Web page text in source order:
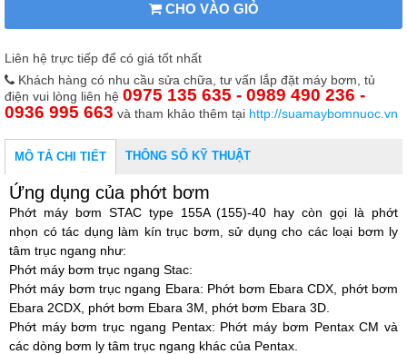
CHO VÀO GIỎ
Liên hệ trực tiếp để có giá tốt nhất
Khách hàng có nhu cầu sửa chữa, tư vấn lắp đặt máy bơm, tủ
điện vui lòng liên hệ 0975 135 635 - 0989 490 236 -
0936 995 663 và tham khảo thêm tại http://suamaybomnuoc.vn
MÔ TẢ CHI TIẾT THÔNG SỐ KỸ THUẬT
Ứng dụng của phớt bơm
Phớt máy bơm STAC type 155A (155)-40 hay còn gọi là phớt
nhọn có tác dụng làm kín trục bơm, sử dụng cho các loại bơm ly
tâm trục ngang như:
Phớt máy bơm trục ngang Stac:
Phớt máy bơm trục ngang Ebara: Phớt bơm Ebara CDX, phớt bơm
Ebara 2CDX, phớt bơm Ebara 3M, phớt bơm Ebara 3D.
Phớt máy bơm trục ngang Pentax: Phớt máy bơm Pentax CM và
các dòng bơm ly tâm trục ngang khác của Pentax.